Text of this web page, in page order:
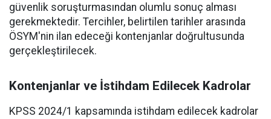
güvenlik soruşturmasından olumlu sonuç alması
gerekmektedir. Tercihler, belirtilen tarihler arasında
ÖSYM'nin ilan edeceği kontenjanlar doğrultusunda
gerçekleştirilecek.
Kontenjanlar ve İstihdam Edilecek Kadrolar
KPSS 2024/1 kapsamında istihdam edilecek kadrolar